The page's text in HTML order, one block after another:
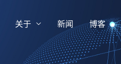
关于 新闻 博客